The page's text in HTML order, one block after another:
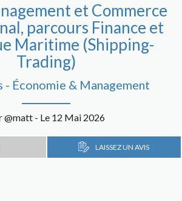
et Commerce
parcours Finance et
Maritime (Shipping-
Trading)
- Économie & Management
@matt - Le 12 Mai 2026
LAISSEZ UN AVIS